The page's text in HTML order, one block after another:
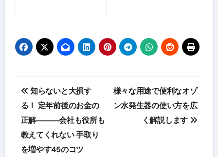
投
稿
ナ
ビ
知らないと大損す
る！ 定年前後のお金の
正解―――会社も役所も
教えてくれない 手取り
を増やす45のコツ
様々な用途で便利なオゾ
ン水発生器の使い方を広
く解説します